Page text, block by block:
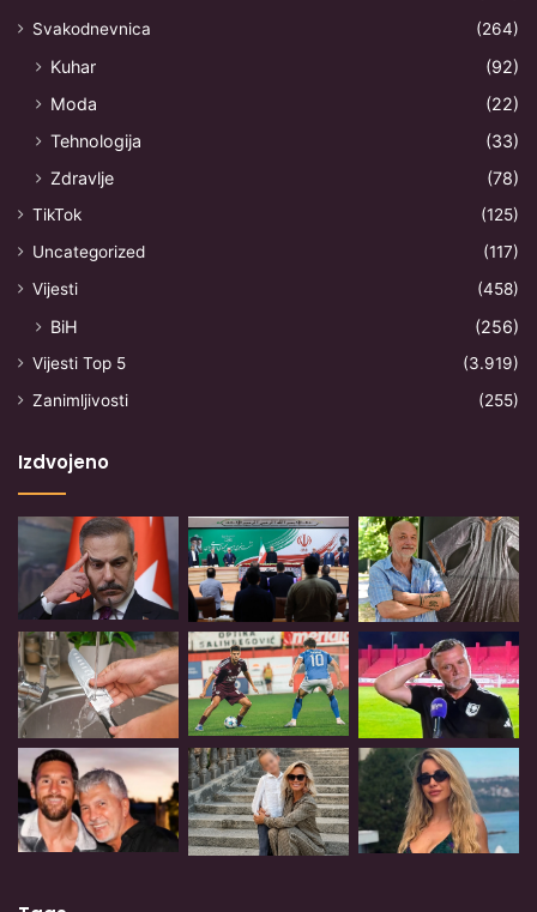
Svakodnevnica
(264)
Kuhar
(92)
Moda
(22)
Tehnologija
(33)
Zdravlje
(78)
TikTok
(125)
Uncategorized
(117)
Vijesti
(458)
BiH (256)
Vijesti Top 5
(3.919)
Zanimljivosti
(255)
Izdvojeno